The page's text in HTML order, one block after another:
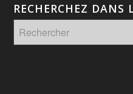
RECHERCHEZ DANS